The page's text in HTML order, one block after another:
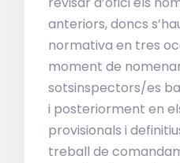
anteriors, doncs
normativa en tres
moment de
sotsinspectors/es
i posteriorment en
provisionals i
treball de